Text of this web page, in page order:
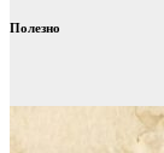
Полезно